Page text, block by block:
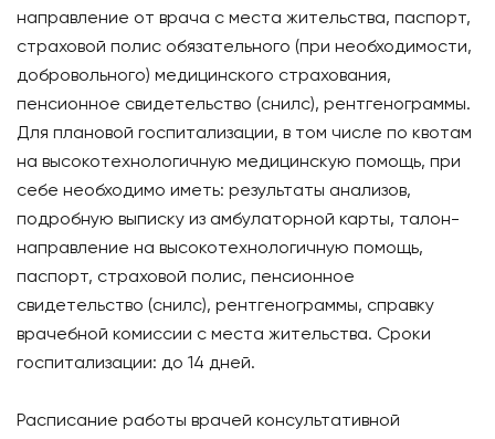
направление от врача с места жительства, паспорт,
страховой полис обязательного (при необходимости,
добровольного) медицинского страхования,
пенсионное свидетельство (снилс), рентгенограммы.
Для плановой госпитализации, в том числе по квотам
на высокотехнологичную медицинскую помощь, при
себе необходимо иметь: результаты анализов,
подробную выписку из амбулаторной карты, талон-
направление на высокотехнологичную помощь,
паспорт, страховой полис, пенсионное
свидетельство (снилс), рентгенограммы, справку
врачебной комиссии с места жительства. Сроки
госпитализации: до 14 дней.
Расписание работы врачей консультативной